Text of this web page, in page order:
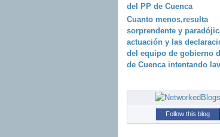
del PP de Cuenca
Cuanto menos,resulta
sorprendente y
actuación y las
del equipo de gobierno
de Cuenca intentando
Follow this blog